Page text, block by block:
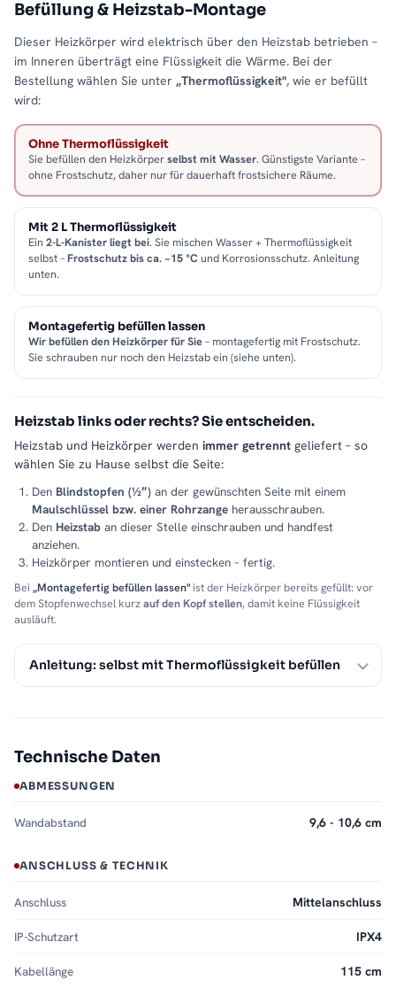
Befüllung & Heizstab-Montage
Dieser Heizkörper wird elektrisch über den Heizstab betrieben –
im Inneren überträgt eine Flüssigkeit die Wärme. Bei der
Bestellung wählen Sie unter „Thermoflüssigkeit", wie er befüllt
wird:
Ohne Thermoflüssigkeit
Sie befüllen den Heizkörperselbst mit Wasser. Günstigste Variante –
ohne Frostschutz, daher nur für dauerhaft frostsichere Räume.
Mit 2 L Thermoflüssigkeit
Ein 2-L-Kanister liegt bei. Sie mischen Wasser + Thermoflüssigkeit
selbst –Frostschutz bis ca. −15 °Cund Korrosionsschutz. Anleitung
unten.
Montagefertig befüllen lassen
Wir befüllen den Heizkörper für Sie– montagefertig mit Frostschutz.
Sie schrauben nur noch den Heizstab ein (siehe unten).
Heizstab links oder rechts? Sie entscheiden.
Heizstab und Heizkörper werden immer getrennt geliefert – so
wählen Sie zu Hause selbst die Seite:
Den Blindstopfen (½″) an der gewünschten Seite mit einem
Maulschlüssel bzw. einer Rohrzange herausschrauben.
Den Heizstab an dieser Stelle einschrauben und handfest
anziehen.
Heizkörper montieren und einstecken – fertig.
Bei „Montagefertig befüllen lassen"ist der Heizkörper bereits gefüllt: vor
dem Stopfenwechsel kurzauf den Kopf stellen, damit keine Flüssigkeit
ausläuft.
Anleitung: selbst mit Thermoflüssigkeit befüllen
Technische Daten
ABMESSUNGEN
Wandabstand 9,6 - 10,6 cm
ANSCHLUSS & TECHNIK
Anschluss Mittelanschluss
IP-Schutzart IPX4
Kabellänge 115 cm